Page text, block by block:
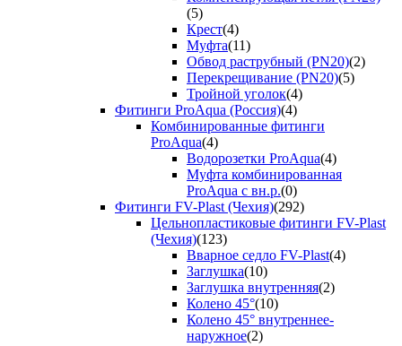
(5)
Крест(4)
Муфта(11)
Обвод раструбный (PN20)(2)
Перекрещивание (PN20)(5)
Тройной уголок(4)
Фитинги ProAqua (Россия)(4)
Комбинированные фитинги
ProAqua(4)
Водорозетки ProAqua(4)
Муфта комбинированная
ProAqua с вн.р.(0)
Фитинги FV-Plast (Чехия)(292)
Цельнопластиковые фитинги FV-Plast
(Чехия)(123)
Вварное седло FV-Plast(4)
Заглушка(10)
Заглушка внутренняя(2)
Колено 45°(10)
Колено 45° внутреннее-
наружное(2)